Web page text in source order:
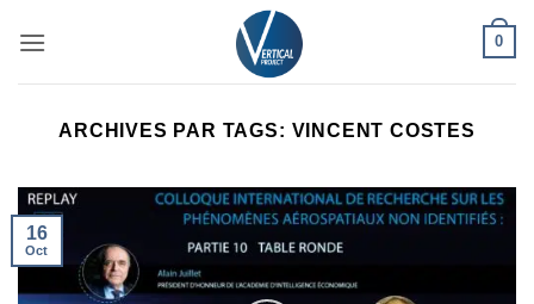
0
ARCHIVES PAR TAGS: VINCENT COSTES
16
Oct